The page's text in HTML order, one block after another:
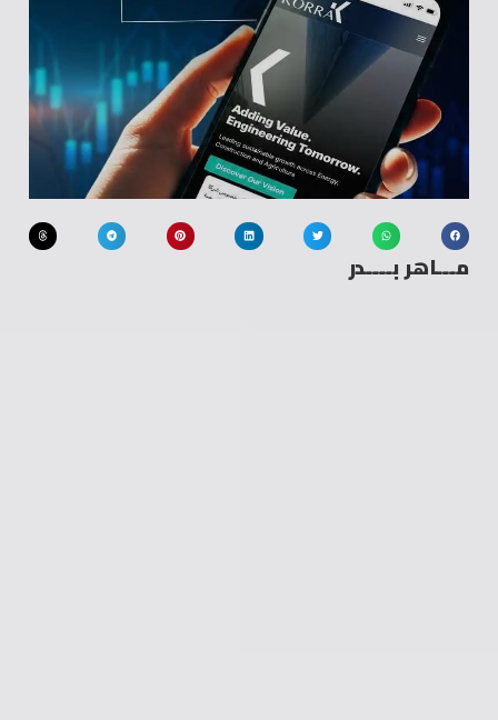
مـــاهر بــــدر